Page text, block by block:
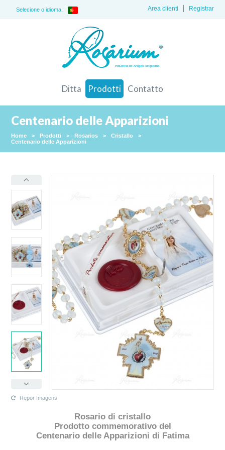
Selecione o idioma: Registrar
Area clienti
Ditta Prodotti Contatto
Centenario delle Apparizioni
Home > Prodotti > Rosarios > Cristallo
>
Centenario delle Apparizioni
Repor Imagens
Rosario di cristallo
Prodotto commemorativo del
Centenario delle Apparizioni di Fatima